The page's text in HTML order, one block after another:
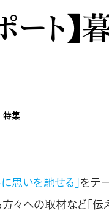
ト】
特集
思いを馳せる」をテ
々への取材など「伝